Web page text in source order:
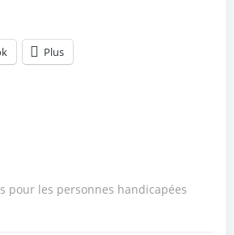
Plus
pour les personnes handicapées